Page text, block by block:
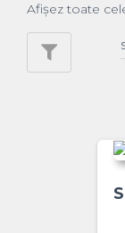
Afișez toate